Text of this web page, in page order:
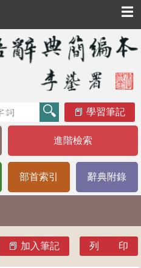
☰
學習筆記
進階檢索
部首索引 辭典附錄
加入筆記 列 印